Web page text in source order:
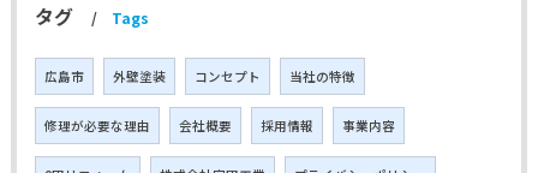
タグ Tags
広島市 外壁塗装 コンセプト 当社の特徴
修理が必要な理由 会社概要 採用情報 事業内容